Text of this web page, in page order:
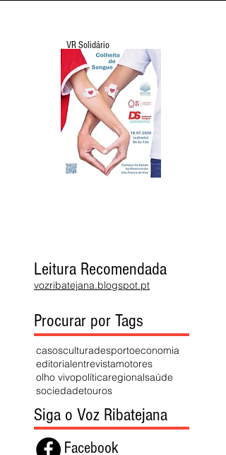
VR Solidário
Leitura Recomendada
vozribatejana.blogspot.pt
Procurar por Tags
casosculturadesportoeconomia
editorialentrevistamotores
olho vivopolíticaregionalsaúde
sociedadetouros
Siga o Voz Ribatejana
Facebook